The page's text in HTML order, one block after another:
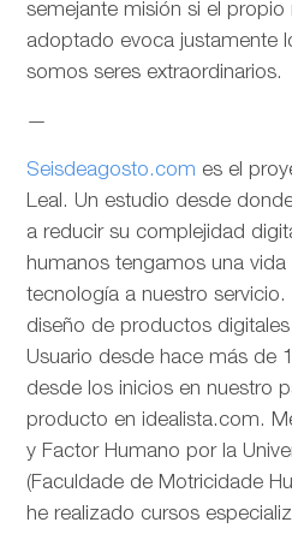
semejante misión si el
adoptado evoca justamente
somos seres extraordinarios.
—
Seisdeagosto.com es el
Leal. Un estudio desde
a reducir su complejidad
humanos tengamos una
tecnología a nuestro
diseño de productos
Usuario desde hace más de
desde los inicios en nuestro
producto en idealista.com.
y Factor Humano por la
(Faculdade de Motricidade
he realizado cursos